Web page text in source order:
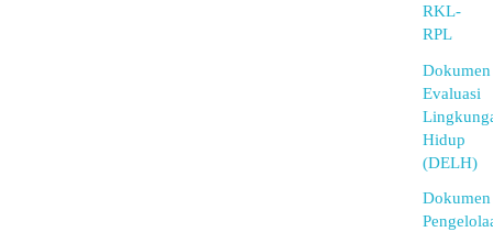
RKL-
RPL
Dokumen
Evaluasi
Hidup
(DELH)
Dokumen